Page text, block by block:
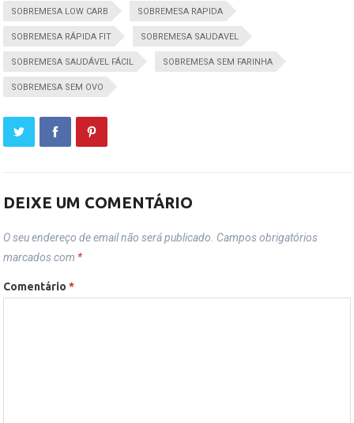
SOBREMESA LOW CARB SOBREMESA RAPIDA
SOBREMESA RÁPIDA FIT SOBREMESA SAUDAVEL
SOBREMESA SAUDÁVEL FÁCIL SOBREMESA SEM FARINHA
SOBREMESA SEM OVO
DEIXE UM COMENTÁRIO
O seu endereço de email não será publicado. Campos obrigatórios
marcados com *
Comentário*